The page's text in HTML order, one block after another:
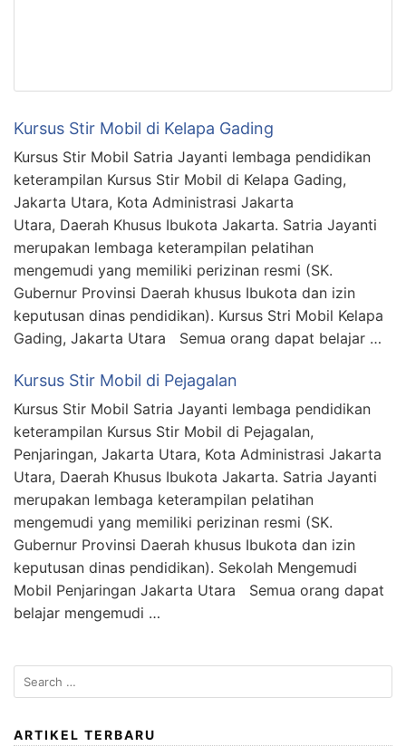
Kursus Stir Mobil di Kelapa Gading
Kursus Stir Mobil Satria Jayanti lembaga pendidikan
keterampilan Kursus Stir Mobil di Kelapa Gading,
Jakarta Utara, Kota Administrasi Jakarta
Utara, Daerah Khusus Ibukota Jakarta. Satria Jayanti
merupakan lembaga keterampilan pelatihan
mengemudi yang memiliki perizinan resmi (SK.
Gubernur Provinsi Daerah khusus Ibukota dan izin
keputusan dinas pendidikan). Kursus Stri Mobil Kelapa
Gading, Jakarta Utara Semua orang dapat belajar …
Kursus Stir Mobil di Pejagalan
Kursus Stir Mobil Satria Jayanti lembaga pendidikan
keterampilan Kursus Stir Mobil di Pejagalan,
Penjaringan, Jakarta Utara, Kota Administrasi Jakarta
Utara, Daerah Khusus Ibukota Jakarta. Satria Jayanti
merupakan lembaga keterampilan pelatihan
mengemudi yang memiliki perizinan resmi (SK.
Gubernur Provinsi Daerah khusus Ibukota dan izin
keputusan dinas pendidikan). Sekolah Mengemudi
Mobil Penjaringan Jakarta Utara Semua orang dapat
belajar mengemudi …
e
r
ARTIKEL TERBARU